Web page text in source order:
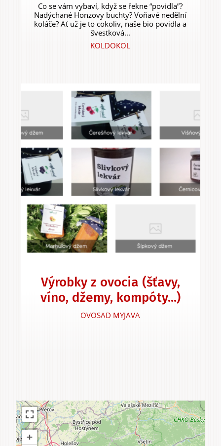
Co se vám vybaví, když se řekne “povidla”?
Nadýchané Honzovy buchty? Voňavé nedělní
koláče? Ať už je to cokoliv, naše bio povidla a
švestková...
KOLDOKOL
Výrobky z ovocia (šťavy,
víno, džemy, kompóty...)
OVOSAD MYJAVA